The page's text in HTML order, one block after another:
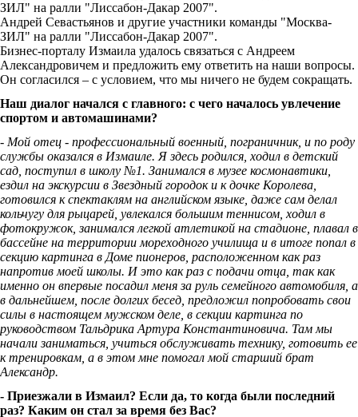
ЗИЛ" на ралли "Лиссабон-Дакар 2007".
Андрей Севастьянов и другие участники команды "Москва-
ЗИЛ" на ралли "Лиссабон-Дакар 2007".
Бизнес-порталу Измаила удалось связаться с Андреем
Александровичем и предложить ему ответить на наши вопросы.
Он согласился – с условием, что мы ничего не будем сокращать.
Наш диалог начался с главного: с чего началось увлечение
спортом и автомашинами?
- Мой отец - профессиональный военный, пограничник, и по роду
службы оказался в Измаиле. Я здесь родился, ходил в детский
сад, поступил в школу №1. Занимался в музее космонавтики,
ездил на экскурсии в Звездный городок и к дочке Королева,
готовился к спектаклям на английском языке, даже сам делал
кольчугу для рыцарей, увлекался большим теннисом, ходил в
фотокружок, занимался легкой атлетикой на стадионе, плавал в
бассейне на территории мореходного училища и в итоге попал в
секцию картинга в Доме пионеров, расположенном как раз
напротив моей школы. И это как раз с подачи отца, так как
именно он впервые посадил меня за руль семейного автомобиля, а
в дальнейшем, после долгих бесед, предложил попробовать свои
силы в настоящем мужском деле, в секции картинга по
руководством Тальдрика Артура Константиновича. Там мы
начали заниматься, учиться обслуживать технику, готовить ее
к тренировкам, а в этом мне помогал мой старший брат
Александр.
- Приезжали в Измаил? Если да, то когда были последний
раз? Каким он стал за время без Вас?